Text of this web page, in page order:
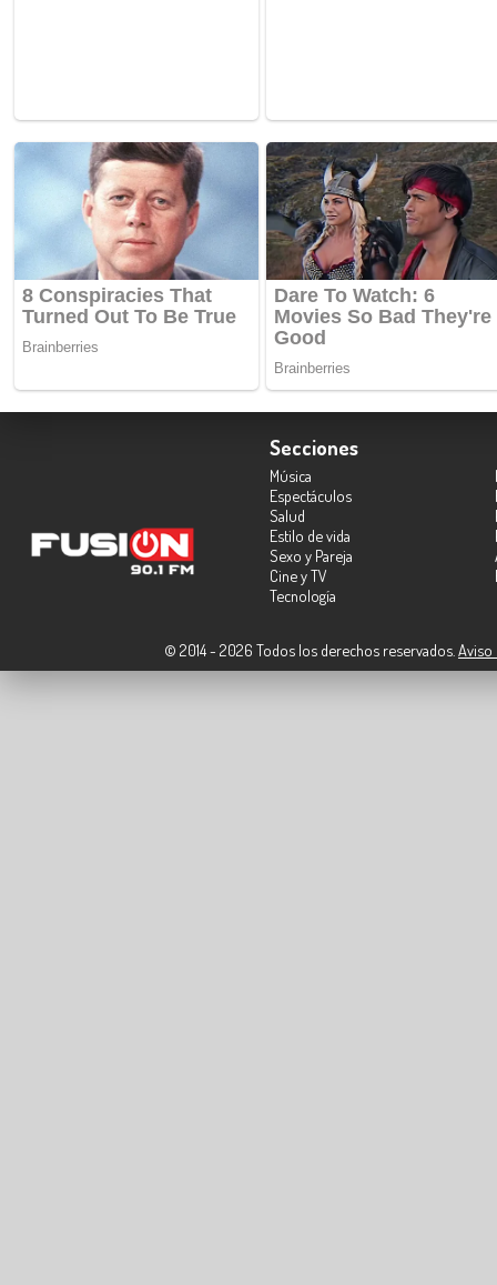
Secciones
Música
Espectáculos
Salud
Estilo de vida
Sexo y Pareja
Cine y TV
Tecnología
© 2014 - 2026 Todos los derechos reservados. Aviso